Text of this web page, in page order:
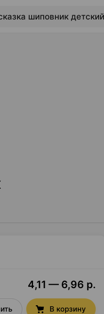
4,11 — 6,96 р.
В корзину